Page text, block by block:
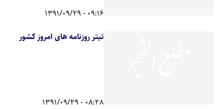
09:16 - 1391/09/29
تیتر روزنامه های امروز کشور
08:28 - 1391/09/29